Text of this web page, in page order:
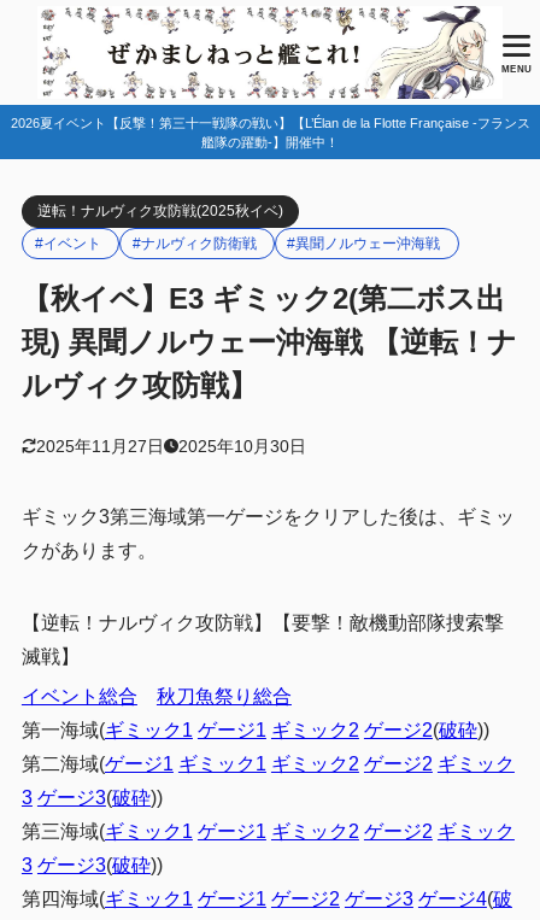
MENU
2026夏イベント【反撃！第三十一戦隊の戦い】【L’Élan de la Flotte Française -フランス
艦隊の躍動-】開催中！
逆転！ナルヴィク攻防戦(2025秋イベ)
#イベント
#ナルヴィク防衛戦 #異聞ノルウェー沖海戦
【秋イベ】E3 ギミック2(第二ボス出
現) 異聞ノルウェー沖海戦 【逆転！ナ
ルヴィク攻防戦】
2025年11月27日 2025年10月30日
ギミック3第三海域第一ゲージをクリアした後は、ギミッ
クがあります。
【逆転！ナルヴィク攻防戦】
【要撃！敵機動部隊捜索撃
滅戦】
イベント総合
秋刀魚祭り総合
第一海域(ギミック1 ゲージ1 ギミック2 ゲージ2(破砕))
第二海域(ゲージ1 ギミック1 ギミック2 ゲージ2 ギミック
3 ゲージ3(破砕))
第三海域(ギミック1 ゲージ1 ギミック2 ゲージ2 ギミック
3 ゲージ3(破砕))
第四海域(ギミック1 ゲージ1 ゲージ2 ゲージ3 ゲージ4(破
目次
1
1.2 敵編成
1.3.1 特効艦
1.3.2 特効装備
1.3.3 艦載機特効の分類表
1.4 海域攻略手順
2.1 G2マス
2.1.2 第二艦隊
3 基地防空
制空値の計算(重爆)
4 編成例(先行)
5 まとめ